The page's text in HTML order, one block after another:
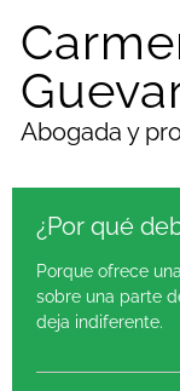
Abogada y
¿Por qué
Porque ofrece
sobre una parte
deja indiferente.